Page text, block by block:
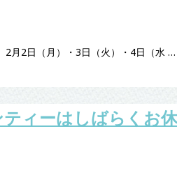
2月2日（月）・3日（火）・4日（水 …
ティーはしばらくお